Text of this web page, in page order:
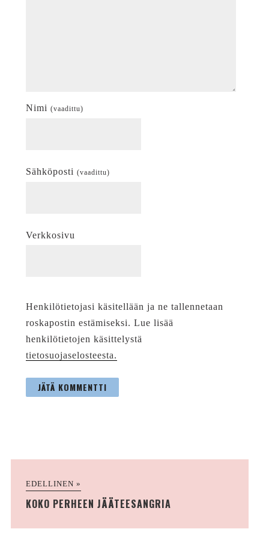
Nimi (vaadittu)
Sähköposti (vaadittu)
Verkkosivu
Henkilötietojasi käsitellään ja ne tallennetaan
roskapostin estämiseksi. Lue lisää
henkilötietojen käsittelystä
tietosuojaselosteesta.
EDELLINEN »
KOKO PERHEEN JÄÄTEESANGRIA